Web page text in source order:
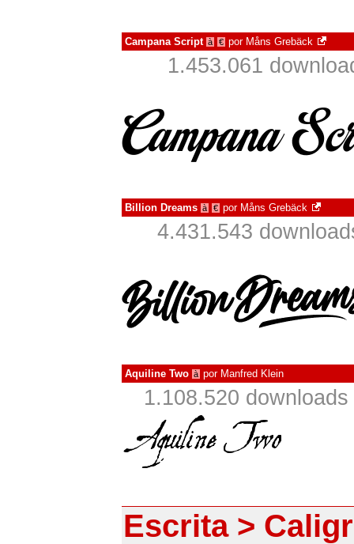
Campana Script à € por Måns Grebäck
1.453.061
Billion Dreams à € por Måns Grebäck
4.431.543
Aquiline Two à por Manfred Klein
1.108.520
Escrita >